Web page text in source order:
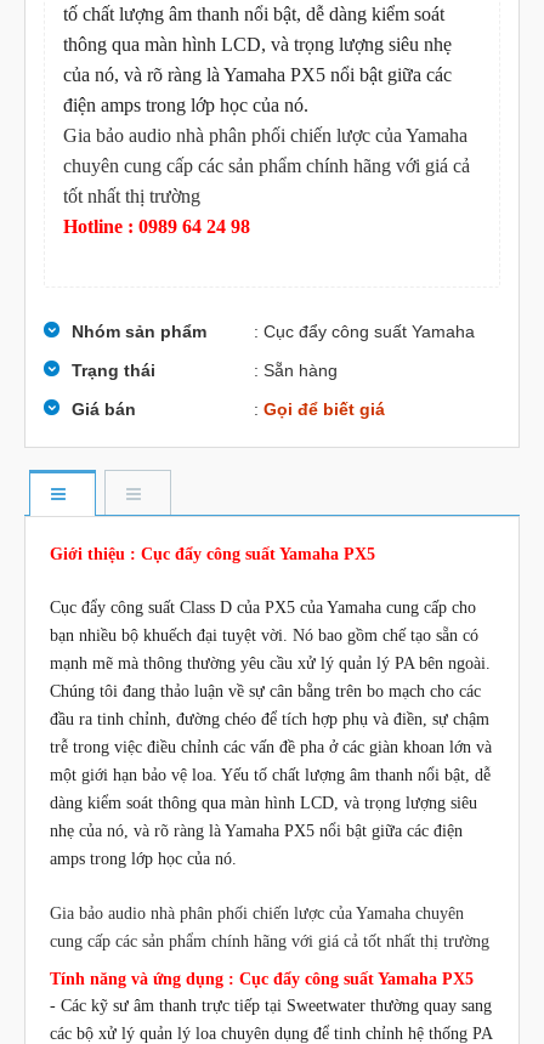
tố chất lượng âm thanh nổi bật, dễ dàng kiểm soát
thông qua màn hình LCD, và trọng lượng siêu nhẹ
của nó, và rõ ràng là Yamaha PX5 nổi bật giữa các
điện amps trong lớp học của nó.
Gia bảo audio nhà phân phối chiến lược của Yamaha
chuyên cung cấp các sản phẩm chính hãng với giá cả
tốt nhất thị trường
Hotline : 0989 64 24 98
Nhóm sản phẩm
: Cục đẩy công suất Yamaha
Trạng thái
: Sẵn hàng
Giá bán
: Gọi để biết giá
Giới thiệu : Cục đẩy công suất Yamaha PX5
Cục đẩy công suất Class D của PX5 của Yamaha cung cấp cho
bạn nhiều bộ khuếch đại tuyệt vời. Nó bao gồm chế tạo sẵn có
mạnh mẽ mà thông thường yêu cầu xử lý quản lý PA bên ngoài.
Chúng tôi đang thảo luận về sự cân bằng trên bo mạch cho các
đầu ra tinh chỉnh, đường chéo để tích hợp phụ và điền, sự chậm
trễ trong việc điều chỉnh các vấn đề pha ở các giàn khoan lớn và
một giới hạn bảo vệ loa. Yếu tố chất lượng âm thanh nổi bật, dễ
dàng kiểm soát thông qua màn hình LCD, và trọng lượng siêu
nhẹ của nó, và rõ ràng là Yamaha PX5 nổi bật giữa các điện
amps trong lớp học của nó.
Gia bảo audio nhà phân phối chiến lược của Yamaha chuyên
cung cấp các sản phẩm chính hãng với giá cả tốt nhất thị trường
Tính năng và ứng dụng : Cục đẩy công suất Yamaha PX5
- Các kỹ sư âm thanh trực tiếp tại Sweetwater thường quay sang
các bộ xử lý quản lý loa chuyên dụng để tinh chỉnh hệ thống PA